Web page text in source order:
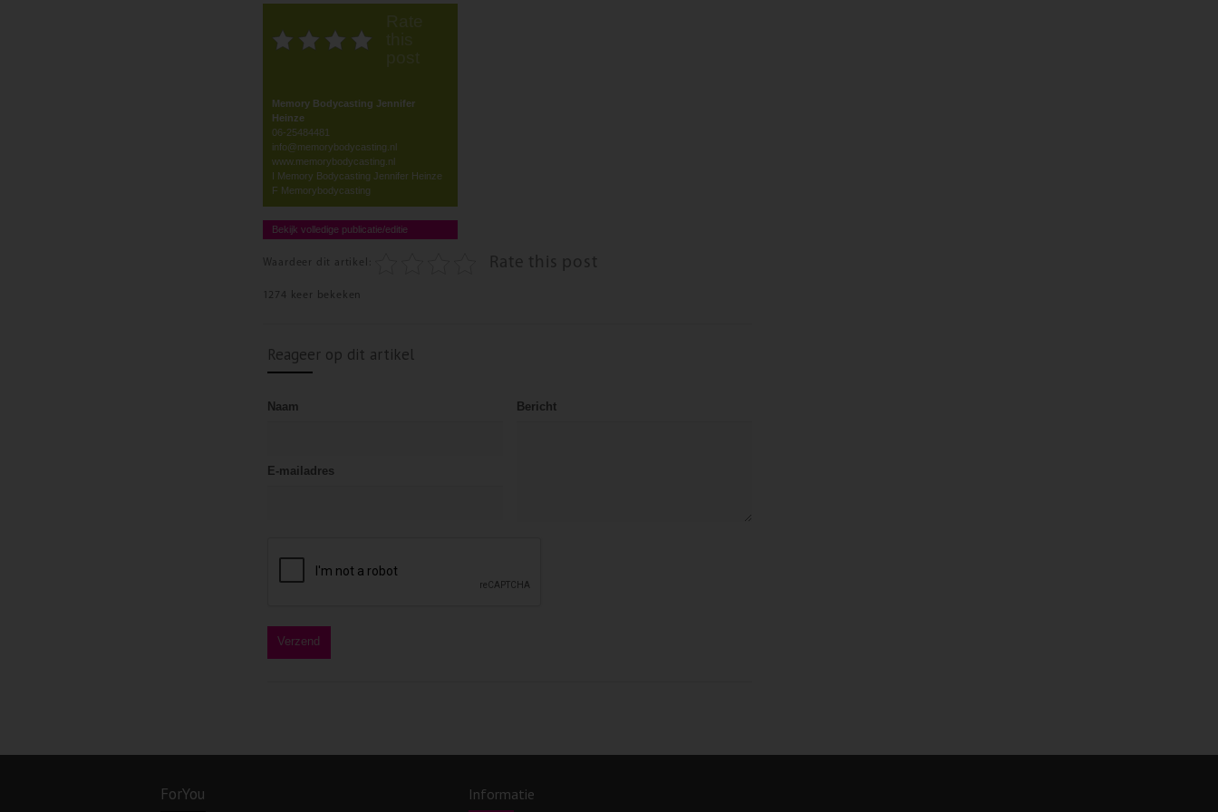
Memory Bodycasting Jennifer
Heinze
06-25484481
info@memorybodycasting.nl
www.memorybodycasting.nl
I Memory Bodycasting Jennifer Heinze
F Memorybodycasting
Bekijk volledige publicatie/editie
Waardeer dit artikel: Rate this post
1274 keer bekeken
Reageer op dit artikel
Naam
E-mailadres
Bericht
ForYou Informatie